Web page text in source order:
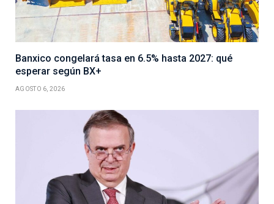
Banxico congelará tasa en 6.5% hasta 2027: qué
esperar según BX+
AGOSTO 6, 2026